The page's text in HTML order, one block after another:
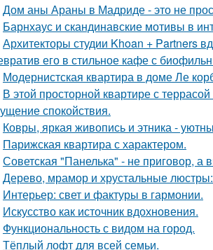
Дом аны Араны в Мадриде - это не
Барнхаус и скандинавские мотивы в
Архитекторы студии Khoan + Partners
его в стильное кафе с
Модернистская квартира в доме Ле
В этой просторной квартире с
спокойствия.
Ковры, яркая живопись и этника -
Парижская квартира с характером.
Советская "Панелька" - не приговор, а
Дерево, мрамор и хрустальные люстры:
Интерьер: свет и фактуры в гармонии.
Искусство как источник вдохновения.
Функциональность с видом на город.
Тёплый лофт для всей семьи.